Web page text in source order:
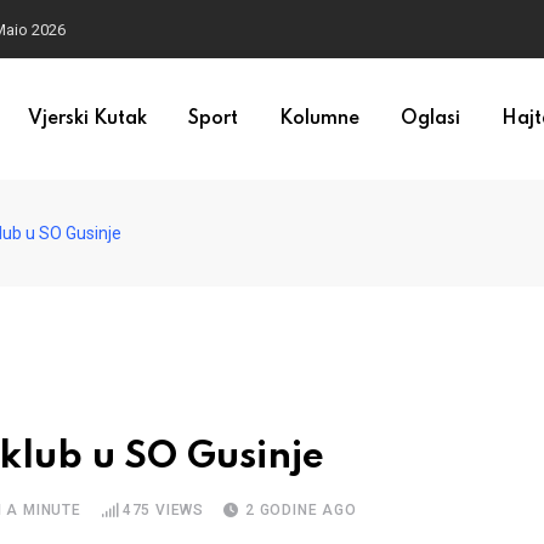
2026
Vjerski Kutak Sport Kolumne Oglasi
u SO Gusinje
u SO Gusinje
A MINUTE 475 VIEWS 2 GODINE AGO